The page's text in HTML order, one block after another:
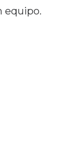
equipo.